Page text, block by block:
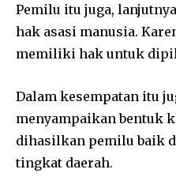
Pemilu itu juga,
hak asasi manusia.
memiliki hak untuk
Dalam kesempatan itu
menyampaikan bentuk
dihasilkan pemilu baik
tingkat daerah.